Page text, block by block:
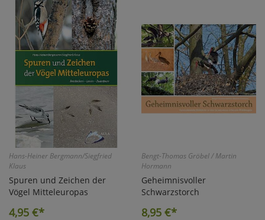
Hans-Heiner Bergmann/Siegfried
Klaus
Spuren und Zeichen der
Vögel Mitteleuropas
4,95 €*
Bengt-Thomas Gröbel / Martin
Hormann
Geheimnisvoller
Schwarzstorch
8,95 €*